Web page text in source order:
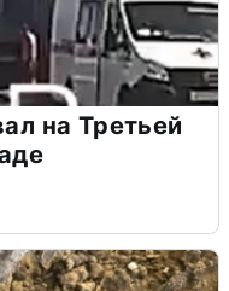
на Третьей